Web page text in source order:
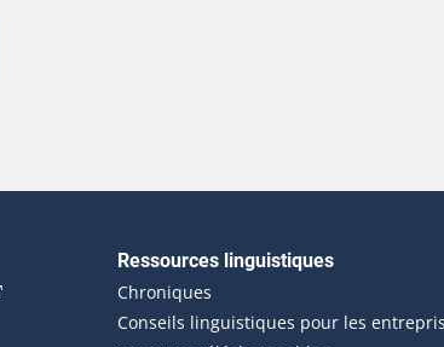
hyperlien externe s'ouvrira dans une nouvelle
Ressources linguistiques
Chroniques
Conseils linguistiques pour les